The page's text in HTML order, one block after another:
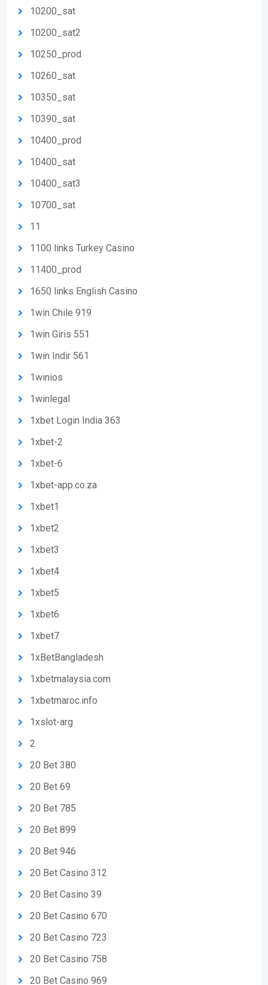
10200_sat
10200_sat2
10250_prod
10260_sat
10350_sat
10390_sat
10400_prod
10400_sat
10400_sat3
10700_sat
11
1100 links Turkey Casino
11400_prod
1650 links English Casino
1win Chile 919
1win Giris 551
1win Indir 561
1winios
1winlegal
1xbet Login India 363
1xbet-2
1xbet-6
1xbet-app.co.za
1xbet1
1xbet2
1xbet3
1xbet4
1xbet5
1xbet6
1xbet7
1xBetBangladesh
1xbetmalaysia.com
1xbetmaroc.info
1xslot-arg
2
20 Bet 380
20 Bet 69
20 Bet 785
20 Bet 899
20 Bet 946
20 Bet Casino 312
20 Bet Casino 39
20 Bet Casino 670
20 Bet Casino 723
20 Bet Casino 758
20 Bet Casino 969